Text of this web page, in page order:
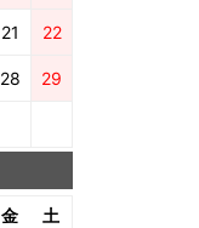
21 22
28 29
金 土